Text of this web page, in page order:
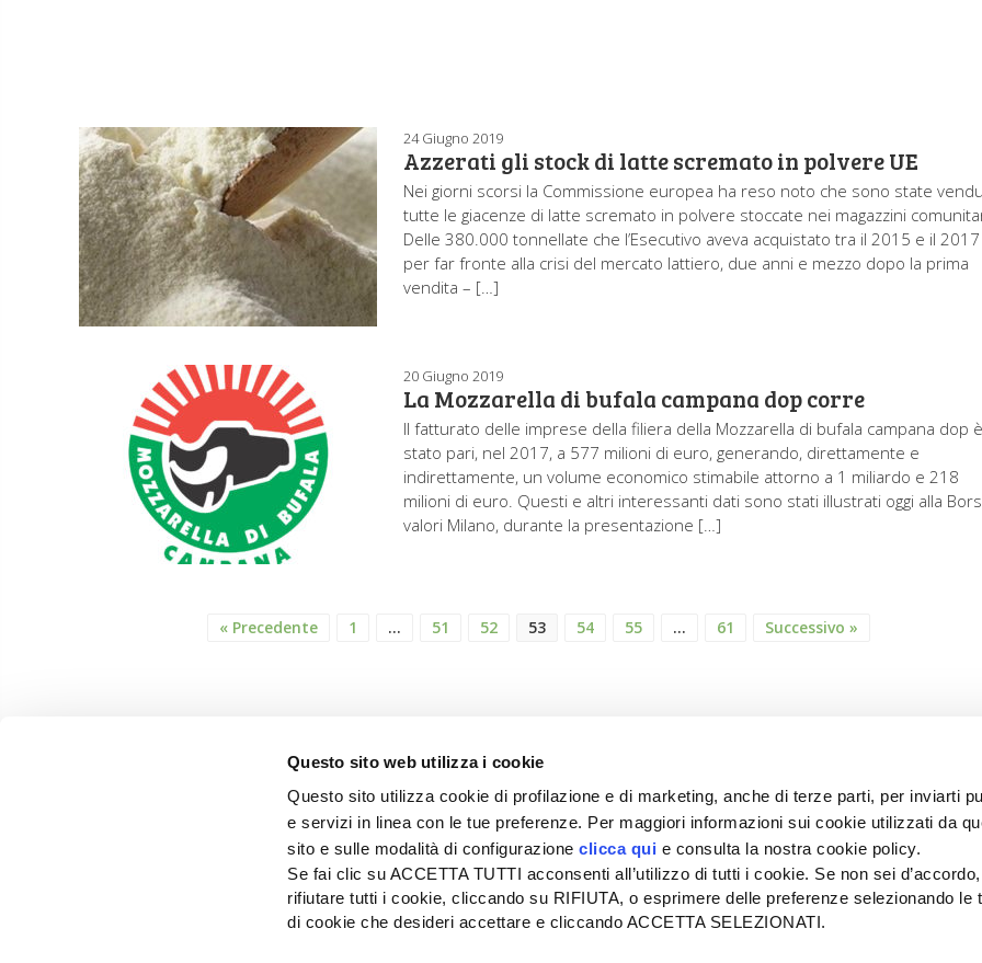
Questo sito web utilizza i cookie
Questo sito utilizza cookie di profilazione e di marketing, anche di terze parti, per inviarti
e servizi in linea con le tue preferenze. Per maggiori informazioni sui cookie utilizzati da
sito e sulle modalità di configurazioneclicca qui e consulta la nostra cookie policy.
Se fai clic su ACCETTA TUTTI acconsenti all’utilizzo di tutti i cookie. Se non sei
rifiutare tutti i cookie, cliccando su RIFIUTA, o esprimere delle preferenze selezionando le
di cookie che desideri accettare e cliccando ACCETTA SELEZIONATI.
24 Giugno 2019
Azzerati gli stock di latte scremato in polvere UE
Nei giorni scorsi la Commissione europea ha reso noto che sono state
tutte le giacenze di latte scremato in polvere stoccate nei magazzini
Delle 380.000 tonnellate che l’Esecutivo aveva acquistato tra il 2015 e il 2017
per far fronte alla crisi del mercato lattiero, due anni e mezzo dopo la prima
vendita – […]
20 Giugno 2019
La Mozzarella di bufala campana dop corre
Il fatturato delle imprese della filiera della Mozzarella di bufala campana dop
stato pari, nel 2017, a 577 milioni di euro, generando, direttamente e
indirettamente, un volume economico stimabile attorno a 1 miliardo e 218
milioni di euro. Questi e altri interessanti dati sono stati illustrati oggi alla
valori Milano, durante la presentazione […]
« Precedente 1 … 51 52 53 54 55 … 61 Successivo »
EDIZIONI L'INFORMATORE AGRARIO Srl
SEDE
Tel + 39.045.8057511
info@informatoreagrario.it
PUBBLICITÀ
Tel +